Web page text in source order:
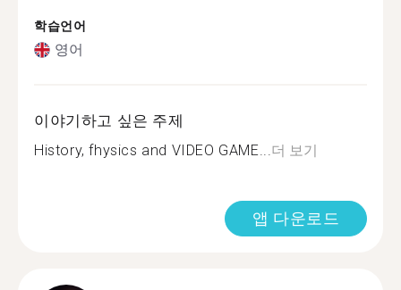
학습언어
영어
이야기하고 싶은 주제
History, fhysics and VIDEO GAME...더 보기
앱 다운로드